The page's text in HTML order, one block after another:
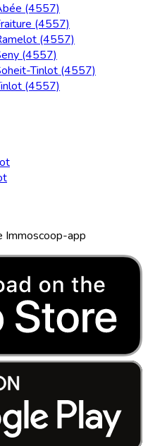
(4557)
(4557)
(4557)
(4557)
Tinlot (4557)
(4557)
Immoscoop-app